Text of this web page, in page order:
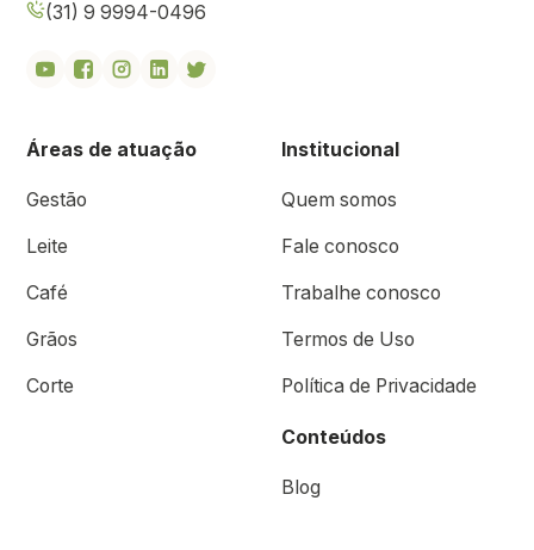
Áreas de atuação
Gestão
Leite
Café
Grãos
Corte
Institucional
Quem somos
Fale conosco
Trabalhe conosco
Termos de Uso
Política de Privacidade
Conteúdos
Blog
(31) 9 9994-0496